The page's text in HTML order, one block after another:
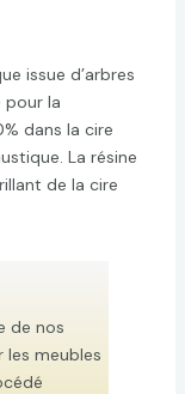
issue d’arbres
pour la
dans la cire
La résine
de la cire
de nos
les meubles